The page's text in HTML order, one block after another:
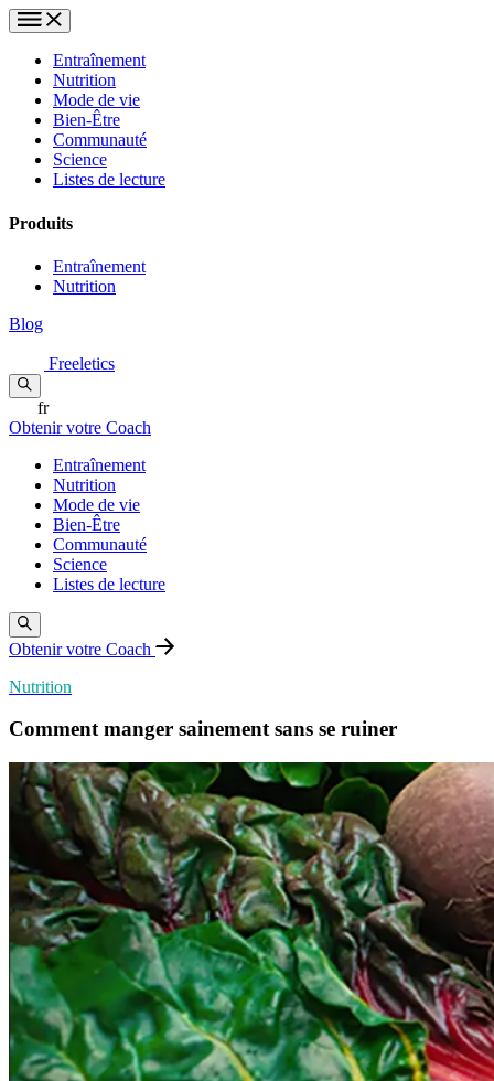
Entraînement
Nutrition
Mode de vie
Bien-Être
Communauté
Science
Listes de lecture
Produits
Entraînement
Nutrition
Blog
Freeletics
fr
Obtenir votre Coach
Entraînement
Nutrition
Mode de vie
Bien-Être
Communauté
Science
Listes de lecture
Obtenir votre Coach
Nutrition
Comment manger sainement sans se ruiner